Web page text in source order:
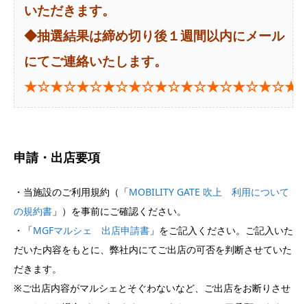
いただきます。
◆抽選結果は締め切り後１週間以内にメール
にてご連絡いたします。
申請・出店要項
・当施設のご利用規約（「MOBILITY GATE 吹上 利用について
の規約書 」）を事前にご確認ください。
・「MGFマルシェ 出店申請書 」をご記入ください。ご記入いた
だいた内容をもとに、弊社内にてご出店の可否を判断させていた
だきます。
※ご出店内容がマルシェとそぐわないなど、ご出店をお断りさせ